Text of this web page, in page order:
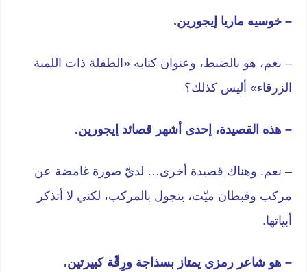
– خوسيه ماريا إيجورين.
– نعم، هو بالضبط، وعنوان كتابه «الطفلة ذات اللمبة
الزرقاء» أليس كذلك؟
– هذه القصيدة، إحدى أشهر قصائد إيجورين.
– نعم. وهناك قصيدة أخرى… لديّ صورة غامضة عن
مركب وقبطان ميّت، يتجول بالمركب، لكني لا أتذكر
أبياتها.
– هو شاعر رمزي يمتاز بسذاجة ورِقّة كبيرتين.